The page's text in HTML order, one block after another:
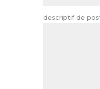
descriptif de